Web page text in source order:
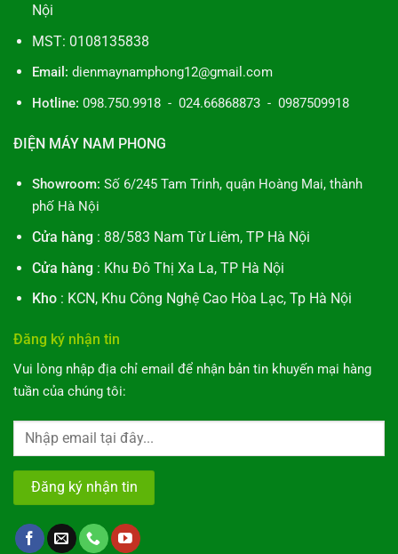
Nội
MST: 0108135838
Email: dienmaynamphong12@gmail.com
Hotline: 098.750.9918 - 024.66868873 - 0987509918
ĐIỆN MÁY NAM PHONG
Showroom: Số 6/245 Tam Trinh, quận Hoàng Mai, thành
phố Hà Nội
Cửa hàng : 88/583 Nam Từ Liêm, TP Hà Nội
Cửa hàng : Khu Đô Thị Xa La, TP Hà Nội
Kho: KCN, Khu Công Nghệ Cao Hòa Lạc, Tp Hà Nội
Đăng ký nhận tin
Vui lòng nhập địa chỉ email để nhận bản tin khuyến mại hàng
tuần của chúng tôi: